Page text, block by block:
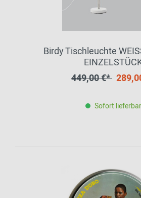
Birdy Tischleuchte
449,00 €*
Sofort lieferbar